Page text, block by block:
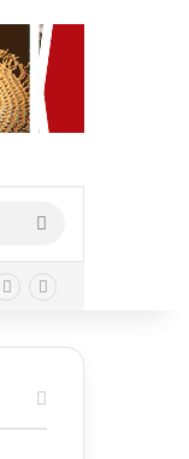
Procurar
por